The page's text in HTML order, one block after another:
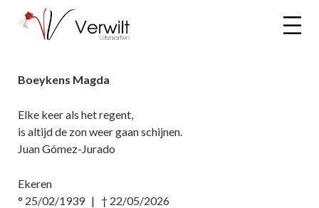
Boeykens Magda
Elke keer als het regent,
is altijd de zon weer gaan schijnen.
Juan Gómez-Jurado
Ekeren
° 25/02/1939 | † 22/05/2026